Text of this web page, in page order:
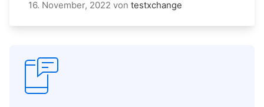
16. November, 2022 von testxchange